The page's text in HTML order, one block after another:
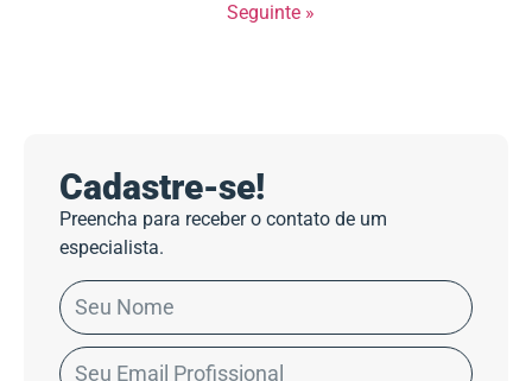
Seguinte »
Cadastre-se!
Preencha para receber o contato de um
especialista.